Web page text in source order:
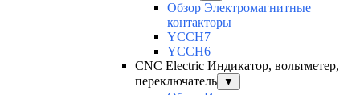
Обзор Электромагнитные
контакторы
YCCH7
YCCH6
CNC Electric Индикатор, вольтметер,
переключатель
▼